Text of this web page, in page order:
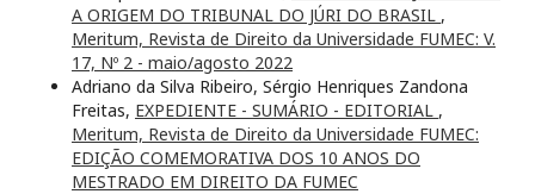
A ORIGEM DO TRIBUNAL DO JÚRI DO BRASIL ,
Meritum, Revista de Direito da Universidade FUMEC: V.
17, Nº 2 - maio/agosto 2022
Adriano da Silva Ribeiro, Sérgio Henriques Zandona
Freitas, EXPEDIENTE - SUMÁRIO - EDITORIAL ,
Meritum, Revista de Direito da Universidade FUMEC:
EDIÇÃO COMEMORATIVA DOS 10 ANOS DO
MESTRADO EM DIREITO DA FUMEC